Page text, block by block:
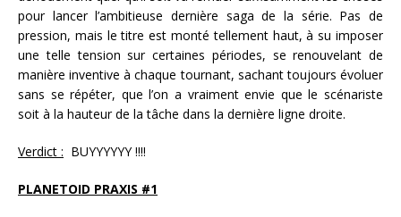
pour lancer l’ambitieuse dernière saga de la série. Pas de
pression, mais le titre est monté tellement haut, à su imposer
une telle tension sur certaines périodes, se renouvelant de
manière inventive à chaque tournant, sachant toujours évoluer
sans se répéter, que l’on a vraiment envie que le scénariste
soit à la hauteur de la tâche dans la dernière ligne droite.
Verdict : BUYYYYYY !!!!
PLANETOID PRAXIS #1